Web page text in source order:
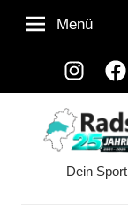
Inhalt
Instagram
Menü
Dein